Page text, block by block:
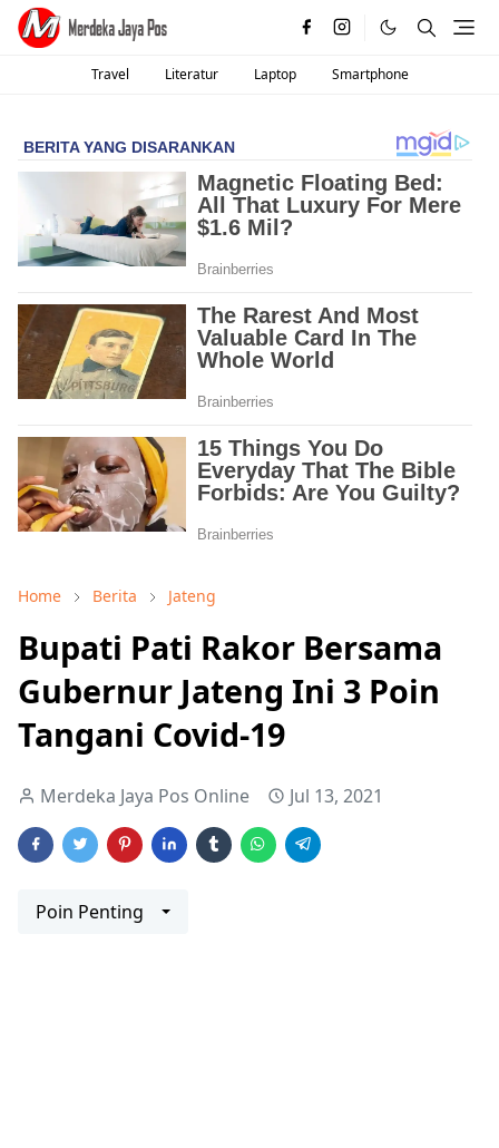
Travel Literatur Laptop Smartphone
Home Berita Jateng
Bupati Pati Rakor Bersama
Gubernur Jateng Ini 3 Poin
Tangani Covid-19
Merdeka Jaya Pos Online Jul 13, 2021
Poin Penting